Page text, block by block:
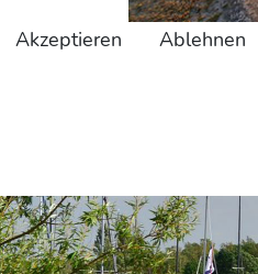
Akzeptieren Ablehnen